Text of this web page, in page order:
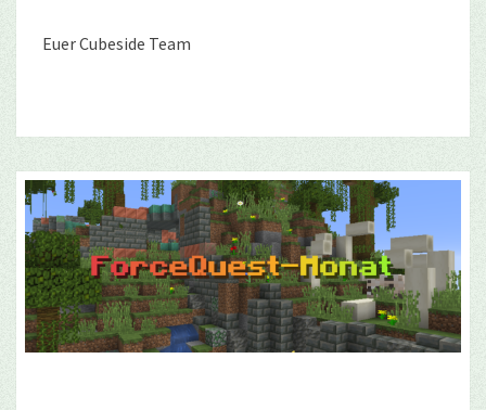
Euer Cubeside Team